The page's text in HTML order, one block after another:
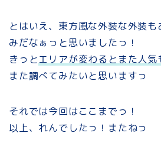
とはいえ、東方風な外装な外装
みだなぁっと思いましたっ！
きっとエリアが変わるとまた人気
また調べてみたいと思いますっ
それでは今回はここまでっ！
以上、れんでしたっ！またねっ